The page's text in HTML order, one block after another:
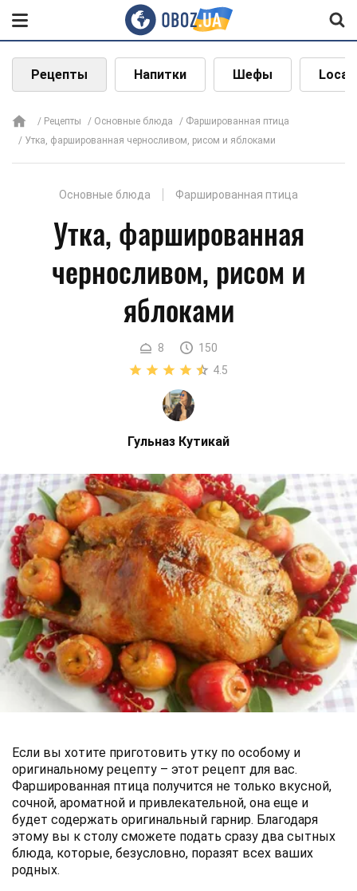
Рецепты Напитки Шефы Local
Рецепты Основные блюда
Фаршированная птица
Утка, фаршированная черносливом, рисом и яблоками
Основные блюда Фаршированная птица
Утка, фаршированная
черносливом, рисом и
яблоками
8
150
4.5
Гульназ Кутикай
Если вы хотите приготовить утку по особому и
оригинальному рецепту – этот рецепт для вас.
Фаршированная птица получится не только вкусной,
сочной, ароматной и привлекательной, она еще и
будет содержать оригинальный гарнир. Благодаря
этому вы к столу сможете подать сразу два сытных
блюда, которые, безусловно, поразят всех ваших
родных.